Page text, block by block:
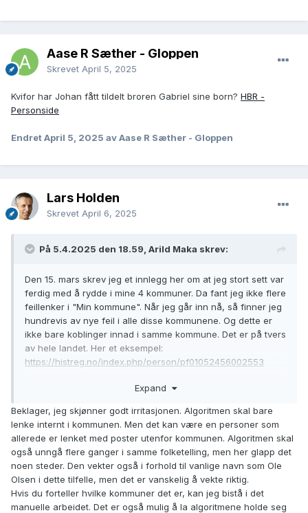
Aase R Sæther - Gloppen
Skrevet April 5, 2025
Kvifor har Johan fått tildelt broren Gabriel sine born? HBR -
Personside
EndretApril 5, 2025 av Aase R Sæther - Gloppen
Lars Holden
Skrevet April 6, 2025
På 5.4.2025 den 18.59, Arild Maka skrev:
Den 15. mars skrev jeg et innlegg her om at jeg stort sett var
ferdig med å rydde i mine 4 kommuner. Da fant jeg ikke flere
feillenker i "Min kommune". Når jeg går inn nå, så finner jeg
hundrevis av nye feil i alle disse kommunene. Og dette er
ikke bare koblinger innad i samme kommune. Det er på tvers
av hele landet. Her et eksempel:
https://histreg.no/index.php/person/pf01052456002553
Det er litt håpløst å rette opp i dette hvis bare algoritmene
kontroll på om det er de samme profilene som er koblet
sammen på nytt.
Expand
Beklager, jeg skjønner godt irritasjonen. Algoritmen skal bare
lenke internt i kommunen. Men det kan være en personer som
allerede er lenket med poster utenfor kommunen. Algoritmen skal
også unngå flere ganger i samme folketelling, men her glapp det
noen steder. Den vekter også i forhold til vanlige navn som Ole
Olsen i dette tilfelle, men det er vanskelig å vekte riktig.
Hvis du forteller hvilke kommuner det er, kan jeg bistå i det
manuelle arbeidet. Det er også mulig å la algoritmene holde seg